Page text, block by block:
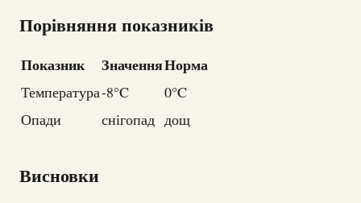
Порівняння показників
Показник ЗначенняНорма
Температура-8°C
0°C
Опади
снігопад дощ
Висновки